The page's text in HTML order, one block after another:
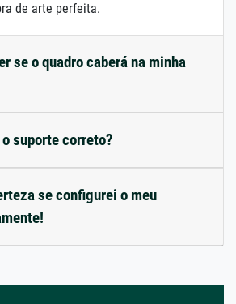
de arte perfeita.
se o quadro caberá na minha
suporte correto?
se configurei o meu